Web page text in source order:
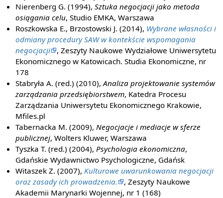
Nierenberg G. (1994),Sztuka negocjacji jako metoda
osiągania celu, Studio EMKA, Warszawa
Roszkowska E., Brzostowski J. (2014), Wybrane własności i
odmiany procedury SAW w kontekście wspomagania
negocjacji
, Zeszyty Naukowe Wydziałowe Uniwersytetu
Ekonomicznego w Katowicach. Studia Ekonomiczne, nr
178
Stabryła A. (red.) (2010),Analiza projektowanie systemów
zarządzania przedsiębiorstwem, Katedra Procesu
Zarządzania Uniwersytetu Ekonomicznego Krakowie,
Mfiles.pl
Tabernacka M. (2009), Negocjacje i mediacje w sferze
publicznej, Wolters Kluwer, Warszawa
Tyszka T. (red.) (2004), Psychologia ekonomiczna,
Gdańskie Wydawnictwo Psychologiczne, Gdańsk
Witaszek Z. (2007), Kulturowe uwarunkowania negocjacji
oraz zasady ich prowadzenia.
, Zeszyty Naukowe
Akademii Marynarki Wojennej, nr 1 (168)